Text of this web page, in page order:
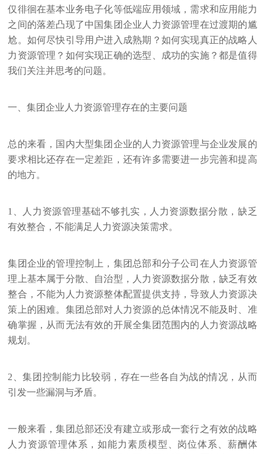
仅徘徊在基本业务电子化等低端应用领域，需求和应用能力
之间的落差凸现了中国集团企业人力资源管理在过渡期的尴
尬。如何尽快引导用户进入成熟期？如何实现真正的战略人
力资源管理？如何实现正确的选型、成功的实施？都是值得
我们关注并思考的问题。
一、集团企业人力资源管理存在的主要问题
总的来看，国内大型集团企业的人力资源管理与企业发展的
要求相比还存在一定差距，还有许多需要进一步完善和提高
的地方。
1、人力资源管理基础不够扎实，人力资源数据分散，缺乏
有效整合，不能满足人力资源决策需求。
集团企业的管理控制上，集团总部和分子公司在人力资源管
理上基本属于分散、自治型，人力资源数据分散，缺乏有效
整合，不能为人力资源整体配置提供支持，导致人力资源决
策上的困难。集团总部对人力资源的总体情况不能及时、准
确掌握，从而无法有效的开展全集团范围内的人力资源战略
规划。
2、集团控制能力比较弱，存在一些各自为战的情况，从而
引发一些漏洞与矛盾。
一般来看，集团总部还没有建立或形成一套行之有效的战略
人力资源管理体系，如能力素质模型、岗位体系、薪酬体